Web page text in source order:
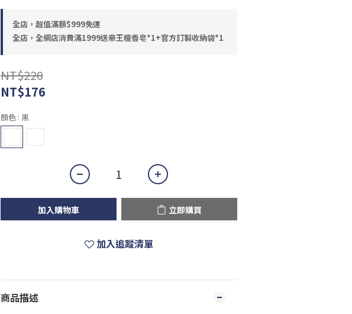
全店，超值滿額$999免運
全店，全網店消費滿1999送帝王檀香皂*1+官方訂製收納袋*1
NT$220
NT$176
顏色 : 黑
加入購物車 立即購買
加入追蹤清單
商品描述